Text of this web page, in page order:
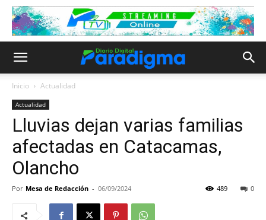
Inicio Actualidad
Actualidad
Lluvias dejan varias familias
afectadas en Catacamas,
Olancho
Por Mesa de Redacción - 06/09/2024 0
489